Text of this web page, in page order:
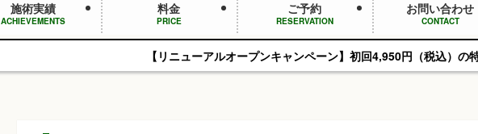
施術実績
ACHIEVEMENTS
料金
PRICE
ご予約
RESERVATION
お問い合わせ
CONTACT
【リニューアルオープンキャンペーン】初回4,950円（税込）の特別価格でご案内